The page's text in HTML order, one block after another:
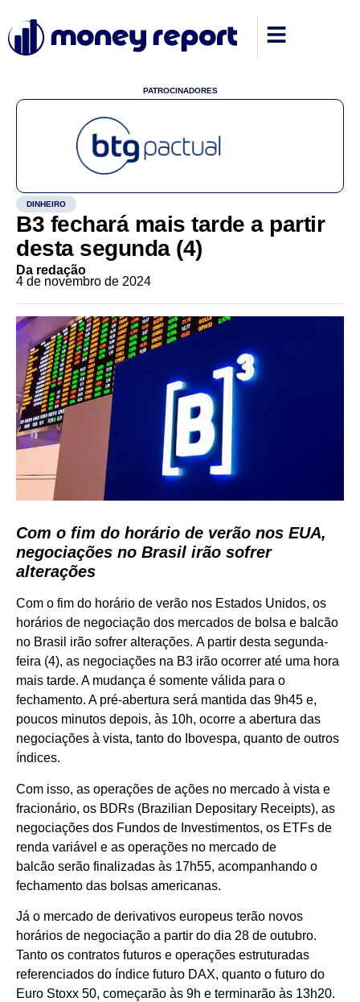
PATROCINADORES
DINHEIRO
B3 fechará mais tarde a partir
desta segunda (4)
Da redação
4 de novembro de 2024
Com o fim do horário de verão nos EUA,
negociações no Brasil irão sofrer
alterações
Com o fim do horário de verão nos Estados Unidos, os
horários de negociação dos mercados de bolsa e balcão
no Brasil irão sofrer alterações. A partir desta segunda-
feira (4), as negociações na B3 irão ocorrer até uma hora
mais tarde. A mudança é somente válida para o
fechamento. A pré-abertura será mantida das 9h45 e,
poucos minutos depois, às 10h, ocorre a abertura das
negociações à vista, tanto do Ibovespa, quanto de outros
índices.
Com isso, as operações de ações no mercado à vista e
fracionário, os BDRs (Brazilian Depositary Receipts), as
negociações dos Fundos de Investimentos, os ETFs de
renda variável e as operações no mercado de
balcão serão finalizadas às 17h55, acompanhando o
fechamento das bolsas americanas.
Já o mercado de derivativos europeus terão novos
horários de negociação a partir do dia 28 de outubro.
Tanto os contratos futuros e operações estruturadas
referenciados do índice futuro DAX, quanto o futuro do
Euro Stoxx 50, começarão às 9h e terminarão às 13h20.